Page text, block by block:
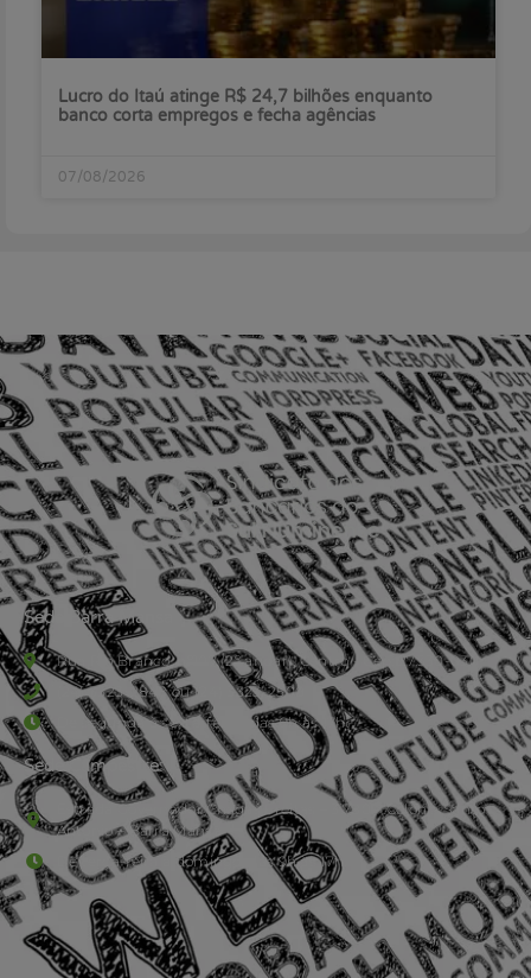
Lucro do Itaú atinge R$ 24,7 bilhões enquanto
banco corta empregos e fecha agências
07/08/2026
Sede Barra Mansa
Rua Rio Branco, nº107 (2º andar), Centro - Cep: 27.330-030
(24) 3323-2848 ou (24) 3323-2500
De segunda à sexta-feira , das 9h às 17h.
Sede Campestre:
Estrada Governador Chagas Freitas – 3.780 – Colônia Santo
Antônio – Barra Mansa
De terça-feira a domingo, das 9h às 17h